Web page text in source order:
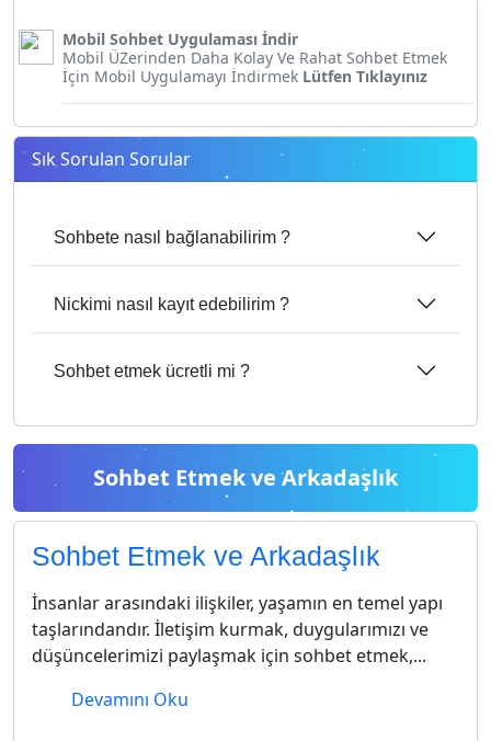
Mobil Sohbet Uygulaması İndir
Mobil ÜZerinden Daha Kolay Ve Rahat Sohbet Etmek
İçin Mobil Uygulamayı İndirmek Lütfen Tıklayınız
Sık Sorulan Sorular
Sohbete nasıl bağlanabilirim ?
Nickimi nasıl kayıt edebilirim ?
Sohbet etmek ücretli mi ?
Sohbet Etmek ve Arkadaşlık
Sohbet Etmek ve Arkadaşlık
İnsanlar arasındaki ilişkiler, yaşamın en temel yapı
taşlarındandır. İletişim kurmak, duygularımızı ve
düşüncelerimizi paylaşmak için sohbet etmek,...
Devamını Oku